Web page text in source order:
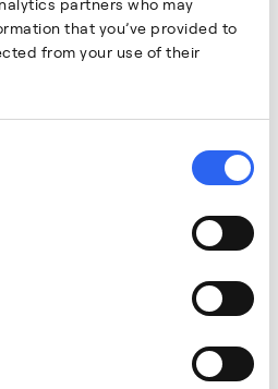
partners who may
that you’ve provided to
from your use of their